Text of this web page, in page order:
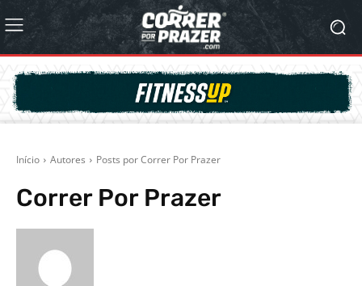
Início Autores Posts por Correr Por Prazer
Correr Por Prazer